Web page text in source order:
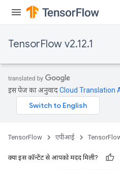
TensorFlow v2.12.1
इस पेज का अनुवादCloud Translation
TensorFlow एपीआई
क्या इस कॉन्टेंट से आपको मदद मिली?